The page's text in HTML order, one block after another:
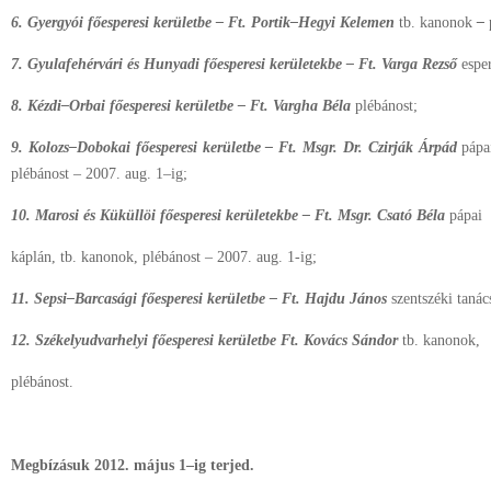
6. Gyergyói főesperesi kerületbe – Ft. Portik–Hegyi Kelemen tb. kanonok –
7. Gyulafehérvári és Hunyadi főesperesi kerületekbe – Ft. Varga Rezső
8. Kézdi–Orbai főesperesi kerületbe – Ft. Vargha Béla plébánost;
9. Kolozs–Dobokai főesperesi kerületbe – Ft. Msgr. Dr. Czirják Árpád
plébánost – 2007. aug. 1–ig;
10. Marosi és Küküllöi főesperesi kerületekbe – Ft. Msgr. Csató Béla pápai
káplán, tb. kanonok, plébánost – 2007. aug. 1-ig;
11. Sepsi–Barcasági főesperesi kerületbe – Ft. Hajdu János szentszéki
12. Székelyudvarhelyi főesperesi kerületbe Ft. Kovács Sándortb. kanonok,
plébánost.
Megbízásuk 2012. május 1–ig terjed.